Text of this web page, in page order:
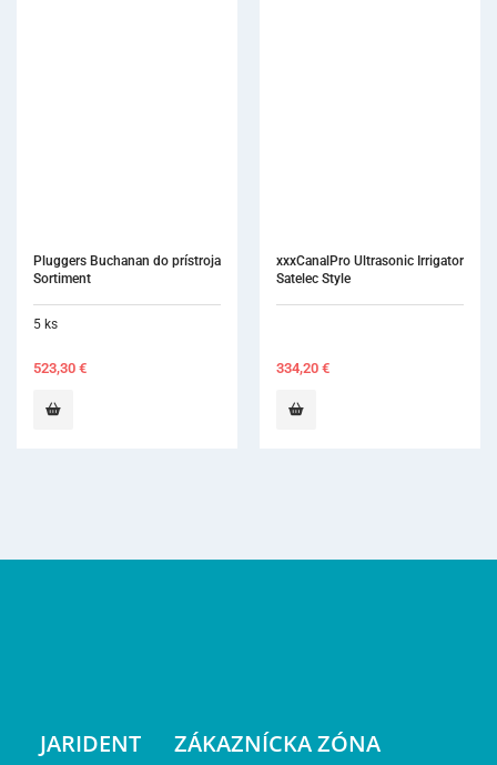
xxxCanalPro Ultrasonic Irrigator
Satelec Style
334,20 €
JARIDENT ZÁKAZNÍCKA ZÓNA